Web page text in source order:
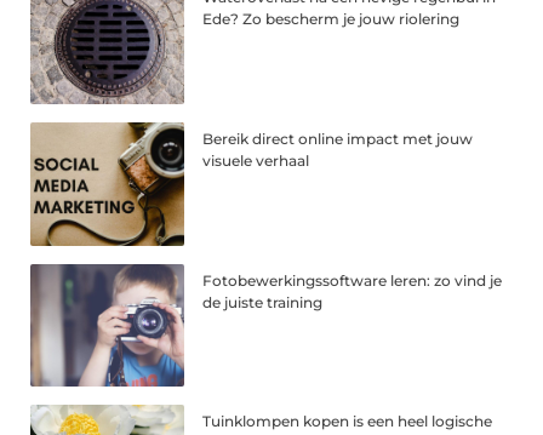
Ede? Zo bescherm je jouw riolering
Bereik direct online impact met jouw
visuele verhaal
Fotobewerkingssoftware leren: zo vind je
de juiste training
Tuinklompen kopen is een heel logische